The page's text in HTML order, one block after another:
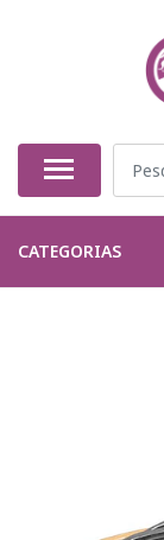
CATEGORIAS